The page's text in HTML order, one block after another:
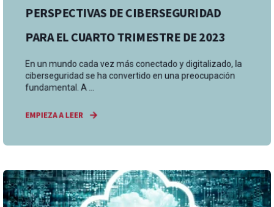
PERSPECTIVAS DE CIBERSEGURIDAD
PARA EL CUARTO TRIMESTRE DE 2023
En un mundo cada vez más conectado y digitalizado, la
ciberseguridad se ha convertido en una preocupación
fundamental. A ...
EMPIEZA A LEER